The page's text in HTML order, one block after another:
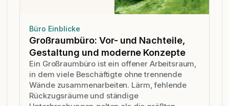
Büro Einblicke
Großraumbüro: Vor- und Nachteile,
Gestaltung und moderne Konzepte
Ein Großraumbüro ist ein offener Arbeitsraum,
in dem viele Beschäftigte ohne trennende
Wände zusammenarbeiten. Lärm, fehlende
Rückzugsräume und ständige